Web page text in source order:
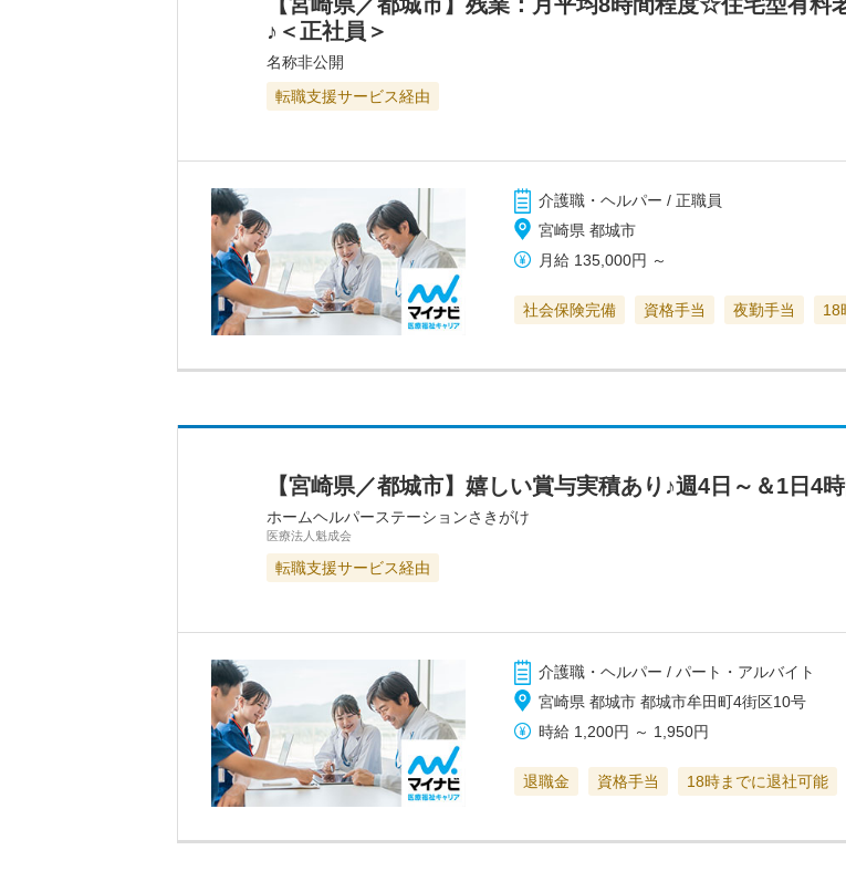
♪＜正社員＞
名称非公開
転職支援サービス経由
介護職・ヘルパー / 正職員
宮崎県 都城市
月給 135,000円 ～
社会保険完備 資格手当 夜勤手当 18
【宮崎県／都城市】嬉しい賞与実積あり♪週4日～＆1日4
ホームヘルパーステーションさきがけ
医療法人魁成会
転職支援サービス経由
介護職・ヘルパー / パート・アルバイト
宮崎県 都城市 都城市牟田町4街区10号
時給 1,200円 ～ 1,950円
退職金 資格手当 18時までに退社可能